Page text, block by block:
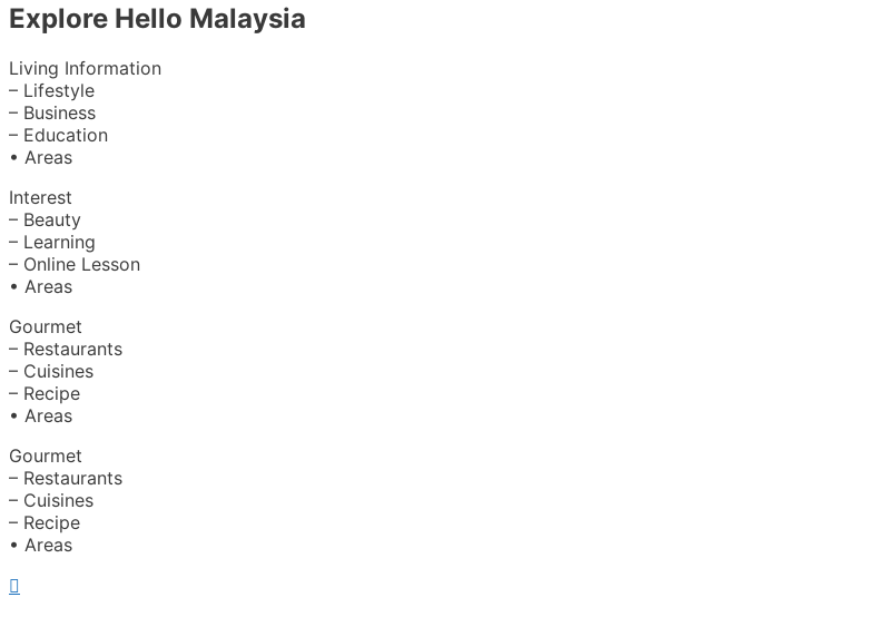
Explore Hello Malaysia
Living Information
– Lifestyle
– Business
– Education
• Areas
Interest
– Beauty
– Learning
– Online Lesson
• Areas
Gourmet
– Restaurants
– Cuisines
– Recipe
• Areas
Gourmet
– Restaurants
– Cuisines
– Recipe
• Areas